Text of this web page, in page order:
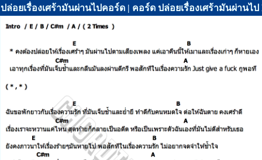
ปล่อยเรื่องเศร้ามันผ่านไปคอร์ด | คอร์ด ปล่อยเรื่องเศร้ามันผ่านไป